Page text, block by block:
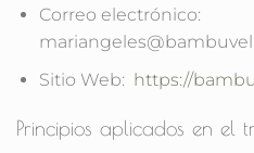
Correo electrónico:
Sitio Web: https://
Principios aplicados en el